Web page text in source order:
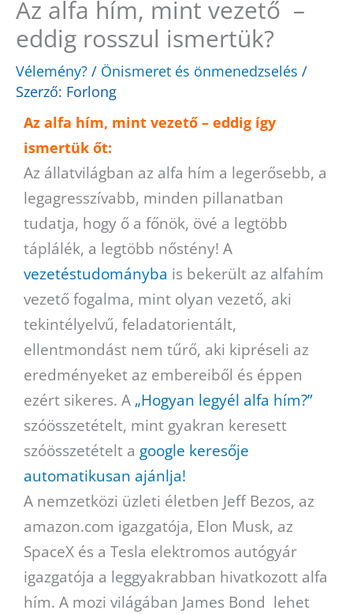
Az alfa hím, mint vezető –
eddig rosszul ismertük?
Vélemény? / Önismeret és önmenedzselés /
Szerző: Forlong
Az alfa hím, mint vezető – eddig így
ismertük őt:
Az állatvilágban az alfa hím a legerősebb, a
legagresszívabb, minden pillanatban
tudatja, hogy ő a főnök, övé a legtöbb
táplálék, a legtöbb nőstény! A
vezetéstudományba is bekerült az alfahím
vezető fogalma, mint olyan vezető, aki
tekintélyelvű, feladatorientált,
ellentmondást nem tűrő, aki kipréseli az
eredményeket az embereiből és éppen
ezért sikeres. A „Hogyan legyél alfa hím?”
szóösszetételt, mint gyakran keresett
szóösszetételt a google keresője
automatikusan ajánlja!
A nemzetközi üzleti életben Jeff Bezos, az
amazon.com igazgatója, Elon Musk, az
SpaceX és a Tesla elektromos autógyár
igazgatója a leggyakrabban hivatkozott alfa
hím. A mozi világában James Bond lehet